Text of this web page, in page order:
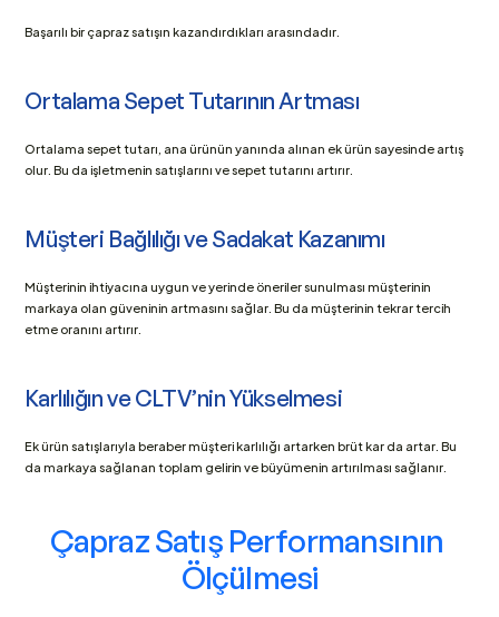
Başarılı bir çapraz satışın kazandırdıkları arasındadır.
Ortalama Sepet Tutarının Artması
Ortalama sepet tutarı, ana ürünün yanında alınan ek ürün sayesinde artış
olur. Bu da işletmenin satışlarını ve sepet tutarını artırır.
Müşteri Bağlılığı ve Sadakat Kazanımı
Müşterinin ihtiyacına uygun ve yerinde öneriler sunulması müşterinin
markaya olan güveninin artmasını sağlar. Bu da müşterinin tekrar tercih
etme oranını artırır.
Karlılığın ve CLTV’nin Yükselmesi
Ek ürün satışlarıyla beraber müşteri karlılığı artarken brüt kar da artar. Bu
da markaya sağlanan toplam gelirin ve büyümenin artırılması sağlanır.
Çapraz Satış Performansının
Ölçülmesi